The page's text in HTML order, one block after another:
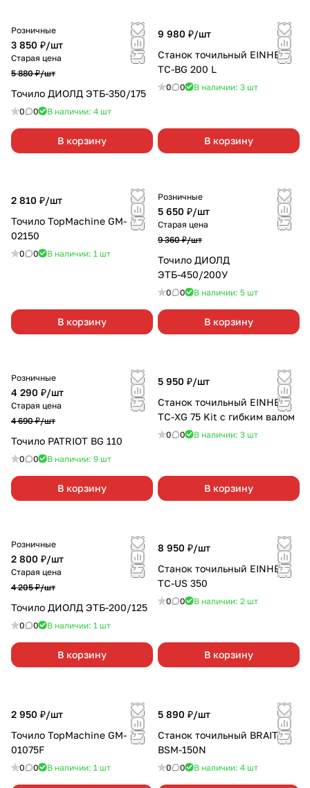
Розничные
3 850 ₽/шт
Старая цена
5 880 ₽/шт
Точило ДИОЛД ЭТБ-350/175
0 0 В наличии: 4 шт
В корзину
9 980 ₽/шт
Станок точильный EINHELL
TC-BG 200 L
0 0 В наличии: 3 шт
В корзину
2 810 ₽/шт
Точило TopMachine GM-
02150
0 0 В наличии: 1 шт
В корзину
Розничные
5 650 ₽/шт
Старая цена
9 360 ₽/шт
Точило ДИОЛД
ЭТБ-450/200У
0 0 В наличии: 5 шт
В корзину
Розничные
4 290 ₽/шт
Старая цена
4 690 ₽/шт
Точило PATRIOT BG 110
0 0 В наличии: 9 шт
В корзину
5 950 ₽/шт
Станок точильный EINHELL
TC-XG 75 Kit с гибким валом
0 0 В наличии: 3 шт
В корзину
Розничные
2 800 ₽/шт
Старая цена
4 205 ₽/шт
Точило ДИОЛД ЭТБ-200/125
0 0 В наличии: 1 шт
В корзину
8 950 ₽/шт
Станок точильный EINHELL
TC-US 350
0 0 В наличии: 2 шт
В корзину
2 950 ₽/шт
Точило TopMachine GM-
01075F
0 0 В наличии: 1 шт
5 890 ₽/шт
Станок точильный BRAIT
BSM-150N
0 0 В наличии: 4 шт